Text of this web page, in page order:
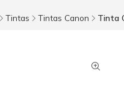
Tintas Tintas Canon Tinta